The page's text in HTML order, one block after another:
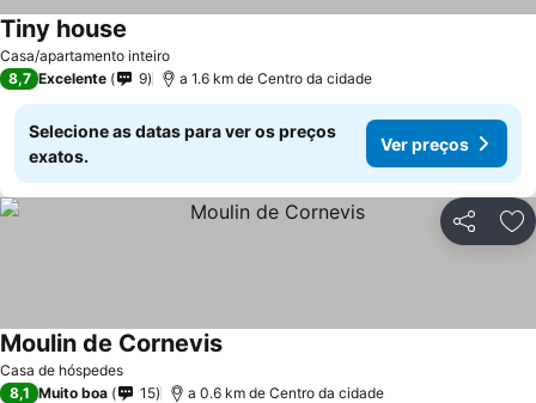
Casa/apartamento inteiro
Tiny house
8,7 Excelente 9 a 1.6 km de Centro da cidade
Selecione as datas para ver os preços
exatos.
Ver preços
Partilhar
Casa de hóspedes
Moulin de Cornevis
8,1 Muito boa 15 a 0.6 km de Centro da cidade